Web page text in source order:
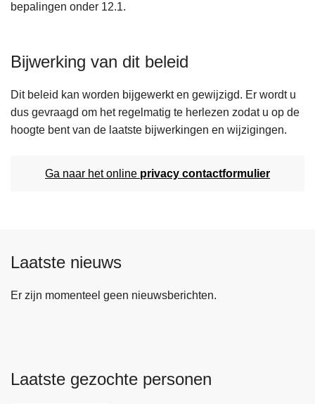
bepalingen onder 12.1.
Bijwerking van dit beleid
Dit beleid kan worden bijgewerkt en gewijzigd. Er wordt u
dus gevraagd om het regelmatig te herlezen zodat u op de
hoogte bent van de laatste bijwerkingen en wijzigingen.
Ga naar het online privacy contactformulier
Laatste nieuws
Er zijn momenteel geen nieuwsberichten.
Laatste gezochte personen